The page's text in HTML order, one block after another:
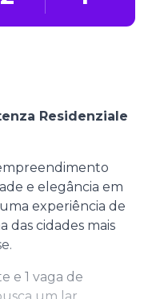
Residenziale
e elegância em
experiência de
das cidades mais
e 1 vaga de